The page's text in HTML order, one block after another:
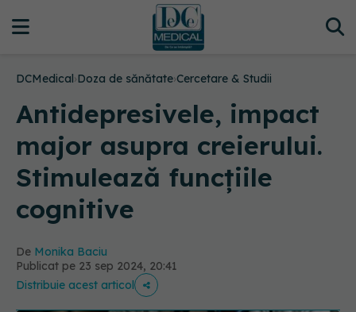
DCMedical›Doza de sănătate›Cercetare & Studii
Antidepresivele, impact
major asupra creierului.
Stimulează funcțiile
cognitive
De Monika Baciu
Publicat pe 23 sep 2024, 20:41
Distribuie acest articol